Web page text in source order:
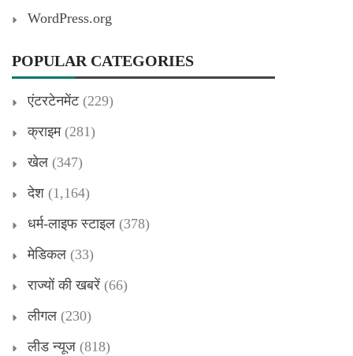
WordPress.org
POPULAR CATEGORIES
एंटरटेनमेंट(229)
क्राइम(281)
खेल (347)
देश (1,164)
धर्म-लाइफ स्टाइल (378)
मेडिकल (33)
राज्यों की खबरें (66)
लीगल (230)
लीड न्यूज (818)